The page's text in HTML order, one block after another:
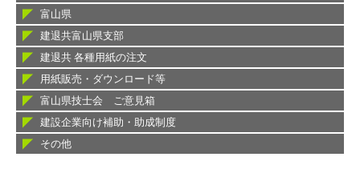
富山県
建退共富山県支部
建退共 各種用紙の注文
用紙販売・ダウンロード等
富山県技士会 ご意見箱
建設企業向け補助・助成制度
その他